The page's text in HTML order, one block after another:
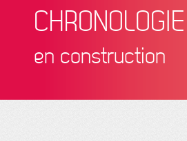
CHRONOLOGIE
en construction